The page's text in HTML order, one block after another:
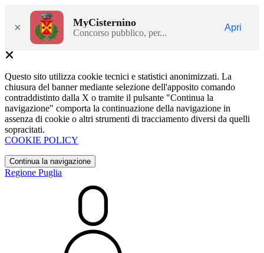
× MyCisternino
Concorso pubblico, per...
Apri
Questo sito utilizza cookie tecnici e statistici anonimizzati. La
chiusura del banner mediante selezione dell'apposito comando
contraddistinto dalla X o tramite il pulsante "Continua la
navigazione" comporta la continuazione della navigazione in
assenza di cookie o altri strumenti di tracciamento diversi da quelli
sopracitati.
COOKIE POLICY
Continua la navigazione
Regione Puglia